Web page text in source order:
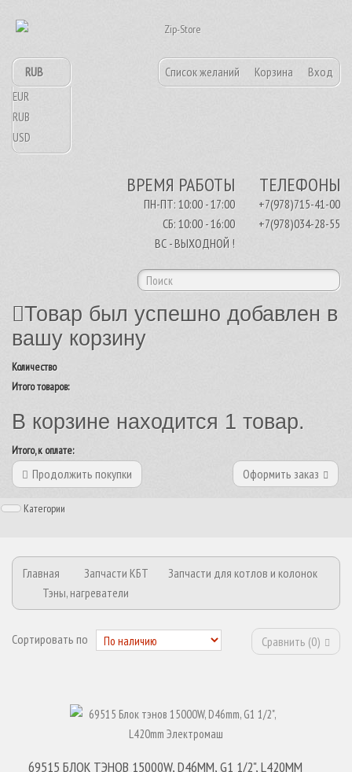
Список желаний Корзина Вход
RUB
EUR
RUB
USD
ТЕЛЕФОНЫ
+7(978)715-41-00
+7(978)034-28-55
ВРЕМЯ РАБОТЫ
ПН-ПТ: 10:00 - 17:00
СБ: 10:00 - 16:00
ВС - ВЫХОДНОЙ !
Товар был успешно добавлен в
вашу корзину
Количество
Итого товаров:
В корзине находится 1 товар.
Итого, к оплате:
Продолжить покупки Оформить заказ
Категории
Главная Запчасти КБТ
Запчасти для котлов и колонок
Тэны, нагреватели
Сортировать по Сравнить (0)
69515 БЛОК ТЭНОВ 15000W, D46MM, G1 1/2", L420MM